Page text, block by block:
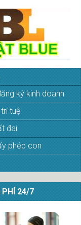
ký kinh doanh
tuệ
đai
phép con
PHÍ 24/7